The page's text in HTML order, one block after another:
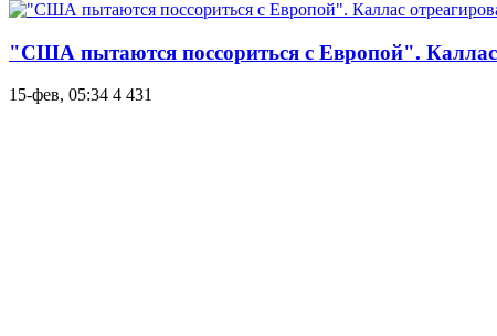
"США пытаются поссориться с Европой". Каллас
15-фев, 05:34 4 431